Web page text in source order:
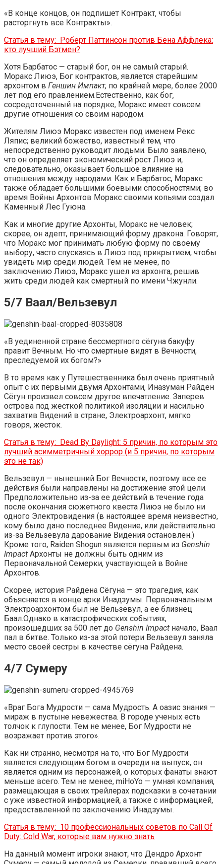
«В конце концов, он подпишет Контракт, чтобы
расторгнуть все Контракты».
Статья в тему:
Роберт Паттинсон против Бена Аффлека:
кто лучший Бэтмен?
Хотя Барбатос — старый бог, он не самый старый.
Моракс Лиюэ, Бог контрактов, является старейшим
архонтом в Геншин Импакт, по крайней мере, более 2000
лет под его правлением.Естественно, как бог,
сосредоточенный на порядке, Моракс имеет совсем
другие отношения со своим народом.
Жителям Лиюэ Моракс известен под именем Рекс
Ляпис; великий божество, известный тем, что
непосредственно руководит людьми. Было заявлено,
что он определяет экономический рост Лиюэ и,
следовательно, оказывает большое влияние на
отношения между народами. Как и Барбатос, Моракс
также обладает большими боевыми способностями; во
время Войны Архонтов Моракс своими копьями создал
Каменный Лес Гуюна.
Как и многие другие Архонты, Моракс не человек;
скорее, он адепт, принимающий форму дракона. Говорят,
что Моракс мог принимать любую форму по своему
выбору, часто спускаясь в Лиюэ под прикрытием, чтобы
увидеть мир среди людей. Тем не менее, по
заключению Лиюэ, Моракс ушел из архонта, решив
жить среди людей как смертный по имени Чжунли.
5/7 Ваал/Вельзевул
«В уединенной стране бессмертного сёгуна бакуфу
правит Вечным. Но что смертные видят в Вечности,
преследуемой их богом?»
В то время как у Путешественника был очень приятный
опыт с их первыми двумя Архонтами, Иназуман Райден
Сёгун произвел совсем другое впечатление. Заперев
острова под жесткой политикой изоляции и насильно
захватив Видений в стране, Электроархонт, мягко
говоря, жесток.
Статья в тему:
Dead By Daylight: 5 причин, по которым это
лучший асимметричный хоррор (и 5 причин, по которым
это не так)
Вельзевул — нынешний Бог Вечности, поэтому все ее
действия были направлены на достижение этой цели.
Предположительно из-за ее действий в течение года
после окончания сюжетного квеста Лиюэ не было ни
одного Электровидения (в настоящее время неизвестно,
кому было дано последнее Видение, или действительно
из-за Вельзевула дарование Видения остановлен.)
Кроме того, Raiden Shogun является первым из Genshin
Impact Архонты не должны быть одним из
Первоначальной Семерки, участвующей в Войне
Архонтов.
Скорее, история Райдена Сёгуна — это трагедия, как
объясняется в конце арки Инадзумы. Первоначальным
Электроархонтом был не Вельзевул, а ее близнец
Баал.Однако в катастрофических событиях,
произошедших за 500 лет до Genshin Impact начало, Ваал
пал в битве. Только из-за этой потери Вельзевул заняла
место своей сестры в качестве сёгуна Райдена.
4/7 Сумеру
«Враг Бога Мудрости — сама Мудрость. А оазис знания —
мираж в пустыне невежества. В городе ученых есть
толчок к глупости. Тем не менее, Бог Мудрости не
возражает против этого».
Как ни странно, несмотря на то, что Бог Мудрости
является следующим богом в очереди на выпуск, он
является одним из персонажей, о которых фанаты знают
меньше всего. Тем не менее, miHoYo — умная компания,
размещающая в своих трейлерах подсказки в сочетании
с уже известной информацией, а также с информацией,
предоставленной по заключению Инадзумы.
Статья в тему: 10 профессиональных советов по Call Of
Duty: Cold War, которые вам нужно знать
На данный момент игроки знают, что Дендро Архонт